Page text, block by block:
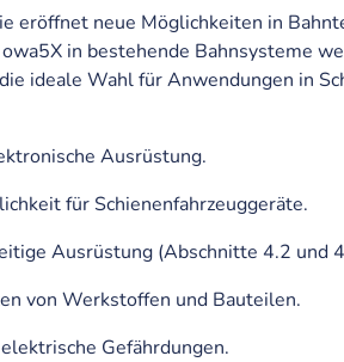
eröffnet neue Möglichkeiten in
in bestehende Bahnsysteme
ideale Wahl für Anwendungen in
Ausrüstung.
für Schienenfahrzeuggeräte.
Ausrüstung (Abschnitte 4.2 und
von Werkstoffen und Bauteilen.
Gefährdungen.